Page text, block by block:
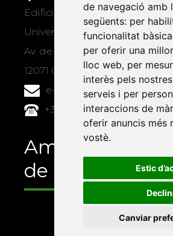
de navegació amb
següents: per
funcionalitat
per oferir una
lloc web, per
interès pels
serveis i per
interaccions de
oferir anuncis més
vostè.
Estic
Canviar
Edifici Àgora
Universitat Jaume I, local 10
Av. de Vicent Sos Baynat, s/n
12071 Castelló de la Plana
e-buc@vives.org
+34 964 72 89 93
Amb el suport
de